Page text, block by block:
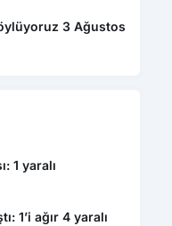
3 Ağustos
1 yaralı
1’i ağır 4 yaralı